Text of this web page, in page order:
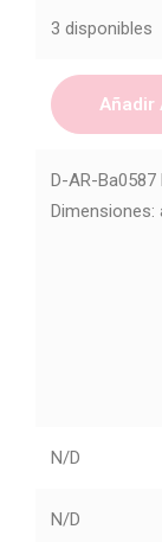
3 disponibles
Añadir
D-AR-
Dimensiones:
N/D
N/D